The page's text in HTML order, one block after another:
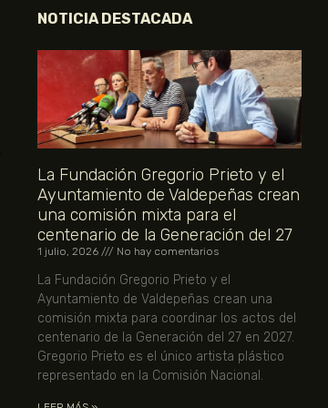
NOTICIA DESTACADA
La Fundación Gregorio Prieto y el
Ayuntamiento de Valdepeñas crean
una comisión mixta para el
centenario de la Generación del 27
1 julio, 2026 No hay comentarios
La Fundación Gregorio Prieto y el
Ayuntamiento de Valdepeñas crean una
comisión mixta para coordinar los actos del
centenario de la Generación del 27 en 2027.
Gregorio Prieto es el único artista plástico
representado en la Comisión Nacional.